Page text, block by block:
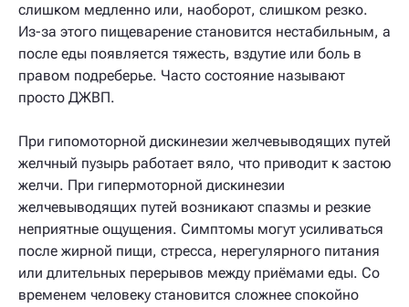
слишком медленно или, наоборот, слишком резко.
Из-за этого пищеварение становится нестабильным, а
после еды появляется тяжесть, вздутие или боль в
правом подреберье. Часто состояние называют
просто ДЖВП.
При гипомоторной дискинезии желчевыводящих путей
желчный пузырь работает вяло, что приводит к застою
желчи. При гипермоторной дискинезии
желчевыводящих путей возникают спазмы и резкие
неприятные ощущения. Симптомы могут усиливаться
после жирной пищи, стресса, нерегулярного питания
или длительных перерывов между приёмами еды. Со
временем человеку становится сложнее спокойно